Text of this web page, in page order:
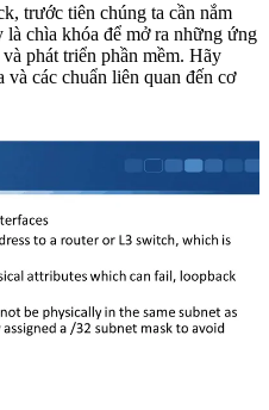
trước tiên chúng ta cần nắm
chìa khóa để mở ra những ứng
phát triển phần mềm. Hãy
các chuẩn liên quan đến cơ